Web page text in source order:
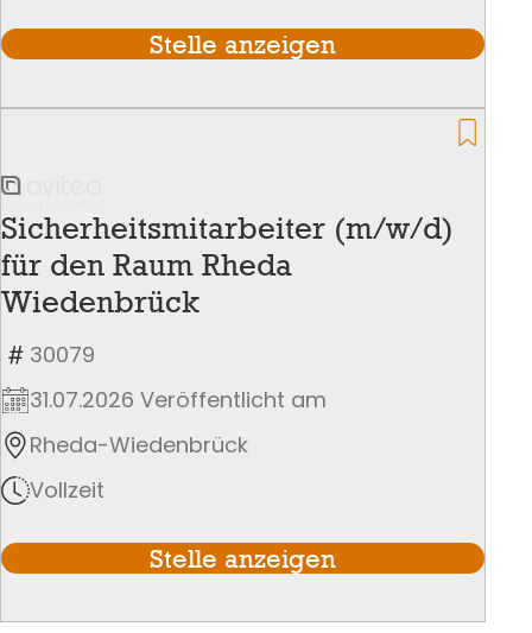
Stelle anzeigen
Sicherheitsmitarbeiter (m/w/d)
für den Raum Rheda
Wiedenbrück
30079
31.07.2026 Veröffentlicht am
Rheda-Wiedenbrück
Vollzeit
Stelle anzeigen